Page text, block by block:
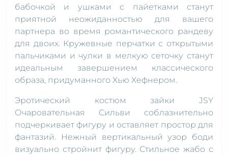
бабочкой и ушками с пайетками станут
приятной неожиданностью для вашего
партнера во время романтического рандеву
для двоих. Кружевные перчатки с открытыми
пальчиками и чулки в мелкую сеточку станут
идеальным завершением классического
образа, придуманного Хью Хефнером.
Эротический костюм зайки JSY
Очаровательная Сильви соблазнительно
подчеркивает фигуру и оставляет простор для
фантазий. Нежный вертикальный узор боди
визуально стройнит фигуру. Стильное жабо с